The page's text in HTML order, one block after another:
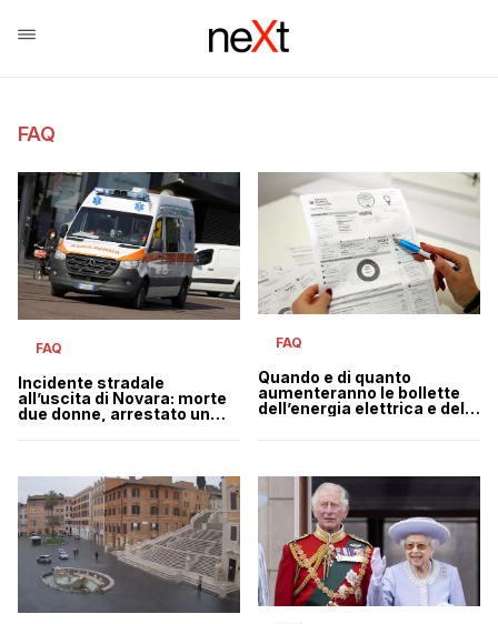
FAQ
FAQ
Incidente stradale
all’uscita di Novara: morte
due donne, arrestato un
FAQ
Quando e di quanto
aumenteranno le bollette
dell’energia elettrica e del